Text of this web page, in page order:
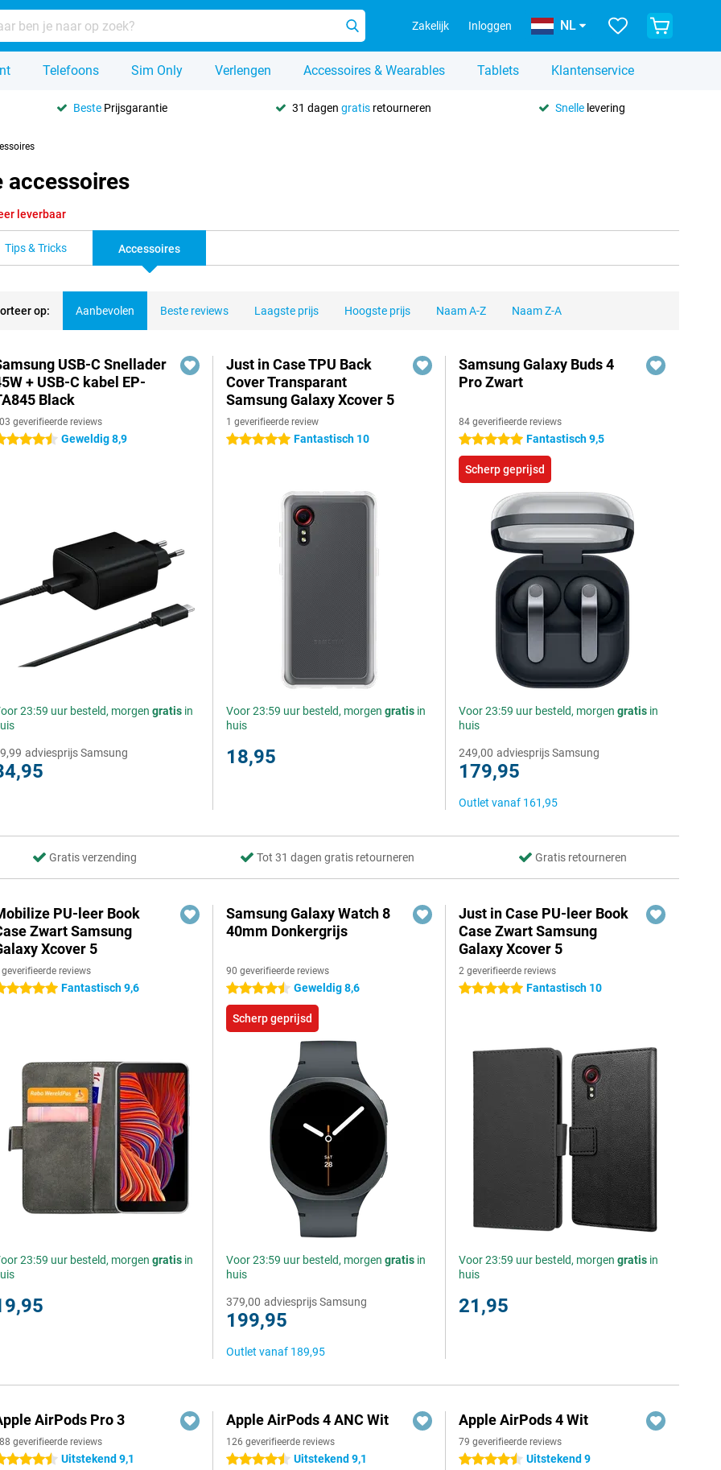
Zakelijk Inloggen NL
Telefoons Sim Only Verlengen Accessoires & Wearables Tablets Klantenservice
Beste Prijsgarantie 31 dagen gratisretourneren Snellelevering
accessoires
leverbaar
Tips & Tricks Accessoires
op: Aanbevolen Beste reviews Laagste prijs Hoogste prijs Naam A-Z Naam Z-A
USB-C Snellader
+ USB-C kabel EP-
Black
geverifieerde reviews
sterren Geweldig 8,9
23:59 uur besteld, morgen gratis in
adviesprijs Samsung
Just in Case TPU Back
Cover Transparant
Samsung Galaxy Xcover 5
1 geverifieerde review
5 sterren Fantastisch 10
Voor 23:59 uur besteld, morgengratis in
huis
18,95
Samsung Galaxy Buds 4
Pro Zwart
84 geverifieerde reviews
5 sterren Fantastisch 9,5
Scherp geprijsd
Voor 23:59 uur besteld, morgengratis in
huis
249,00 adviesprijs Samsung
179,95
Outlet vanaf 161,95
Gratis verzending Tot 31 dagen gratis retourneren Gratis retourneren
PU-leer Book
Zwart Samsung
Xcover 5
reviews
sterren Fantastisch 9,6
23:59 uur besteld, morgen gratis in
Samsung Galaxy Watch 8
40mm Donkergrijs
90 geverifieerde reviews
4.5 sterren Geweldig 8,6
Scherp geprijsd
Voor 23:59 uur besteld, morgengratis in
huis
379,00 adviesprijs Samsung
199,95
Outlet vanaf 189,95
Just in Case PU-leer Book
Case Zwart Samsung
Galaxy Xcover 5
2 geverifieerde reviews
5 sterren Fantastisch 10
Voor 23:59 uur besteld, morgengratis in
huis
21,95
AirPods Pro 3
geverifieerde reviews
sterren Uitstekend 9,1
Apple AirPods 4 ANC Wit
126 geverifieerde reviews
4.5 sterren Uitstekend 9,1
Apple AirPods 4 Wit
79 geverifieerde reviews
4.5 sterren Uitstekend 9